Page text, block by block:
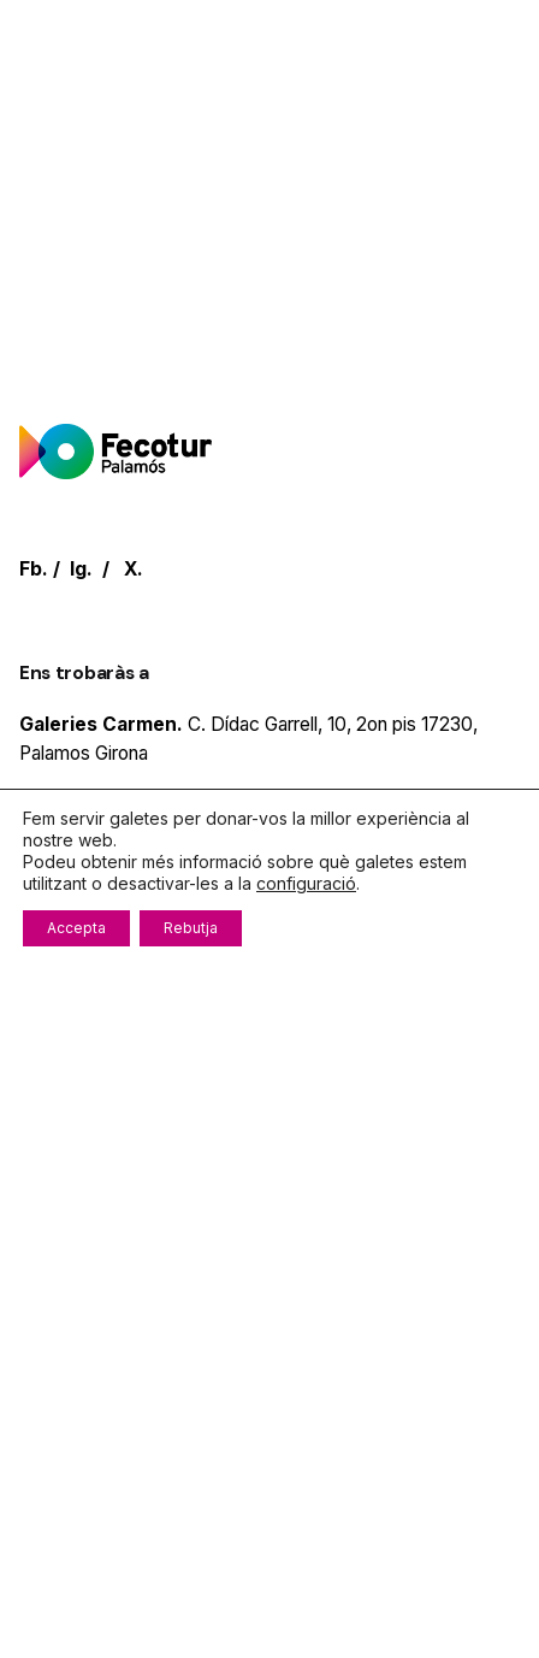
Fb. / Ig. / X.
Ens trobaràs a
Galeries Carmen. C. Dídac Garrell, 10, 2on pis 17230,
Palamos Girona
Parlem?
Telèfon972.319.533
De dilluns a divendres
Fem servir galetes per donar-vos la millor experiència al
nostre web.
Podeu obtenir més informació sobre què galetes estem
utilitzant o desactivar-les a la configuració.
Accepta Rebutja